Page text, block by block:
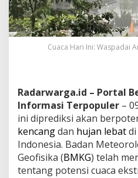
Cuaca Hari Ini: Waspadai
Radarwarga.id – Portal
Informasi Terpopuler –
ini diprediksi akan
kencangdan hujan lebat
Indonesia. Badan
Geofisika (BMKG) telah
tentang potensi cuaca